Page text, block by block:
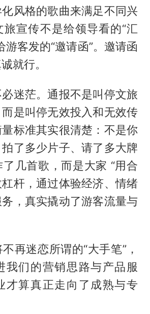
风格的歌曲来满足不同兴
旅宣传不是给领导看的“汇
游客发的“邀请函”。邀请函
就行。
迷茫。通报不是叫停文旅
是叫停无效投入和无效传
标准其实很清楚：不是你
了多少片子、请了多大牌
几首歌，而是大家 “用合
杆，通过体验经济、情绪
，真实撬动了游客流量与
再迷恋所谓的“大手笔”，
我们的营销思路与产品服
才算真正走向了成熟与专